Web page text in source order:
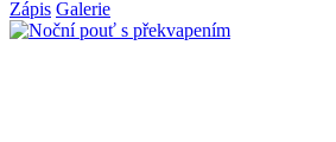
Zápis Galerie